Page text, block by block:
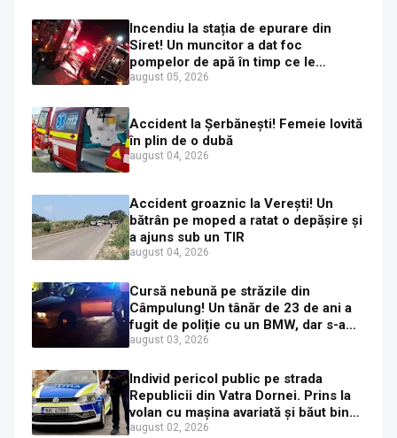
Incendiu la stația de epurare din
Siret! Un muncitor a dat foc
pompelor de apă în timp ce le
alimenta cu combustibil
august 05, 2026
Accident la Șerbănești! Femeie lovită
în plin de o dubă
august 04, 2026
Accident groaznic la Verești! Un
bătrân pe moped a ratat o depășire și
a ajuns sub un TIR
august 04, 2026
Cursă nebună pe străzile din
Câmpulung! Un tânăr de 23 de ani a
fugit de poliție cu un BMW, dar s-a
oprit într-un gard de pe strada
august 03, 2026
Individ pericol public pe strada
Republicii din Vatra Dornei. Prins la
volan cu mașina avariată și băut bine,
în plină zi
august 02, 2026